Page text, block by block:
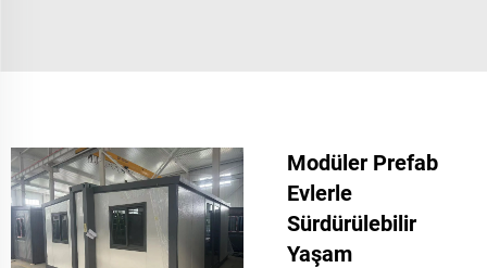
Modüler Prefab
Evlerle
Sürdürülebilir
Yaşam